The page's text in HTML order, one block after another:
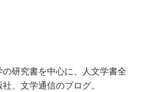
研究書を中心に、人文学書全
、文学通信のブログ。